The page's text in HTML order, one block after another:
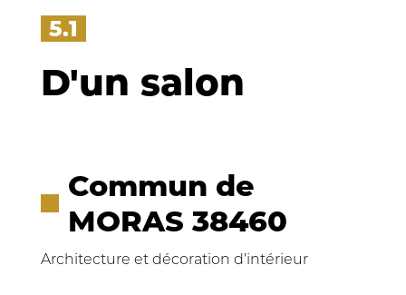
5.1
D'un salon
Commun de
MORAS 38460
Architecture et décoration d’intérieur